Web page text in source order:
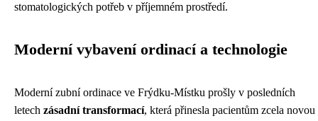
stomatologických potřeb v příjemném prostředí.
Moderní vybavení ordinací a technologie
Moderní zubní ordinace ve Frýdku-Místku prošly v posledních
letech zásadní transformací, která přinesla pacientům zcela novou